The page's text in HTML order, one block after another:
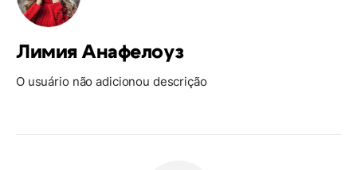
Лимия Анафелоуз
O usuário não adicionou descrição